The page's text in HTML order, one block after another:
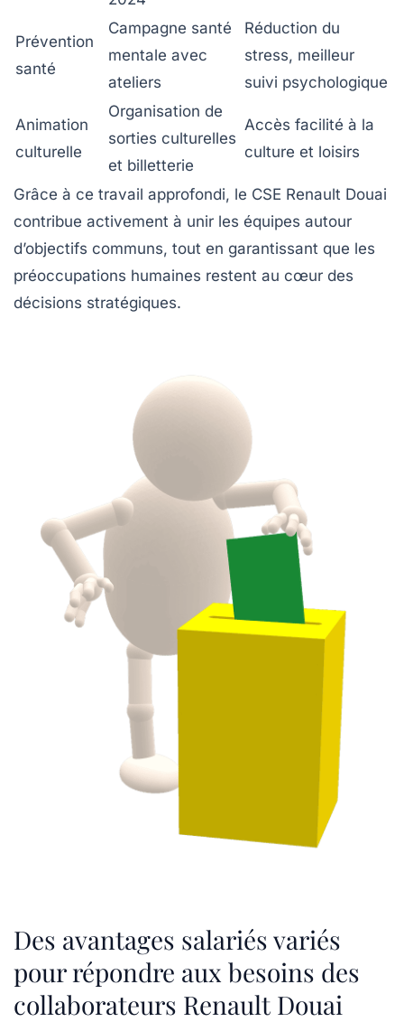
Prévention
santé
Campagne santé
mentale avec
ateliers
Réduction du
stress, meilleur
suivi psychologique
Animation
culturelle
Organisation de
sorties culturelles
et billetterie
Accès facilité à la
culture et loisirs
Grâce à ce travail approfondi, le CSE Renault Douai
contribue activement à unir les équipes autour
d’objectifs communs, tout en garantissant que les
préoccupations humaines restent au cœur des
décisions stratégiques.
Des avantages salariés variés
pour répondre aux besoins des
collaborateurs Renault Douai